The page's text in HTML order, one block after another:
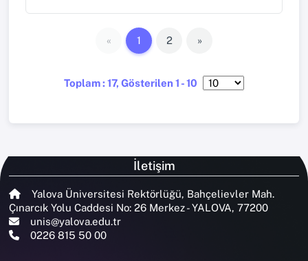
Toplam : 17, Gösterilen 1 - 10
« 1 2 »
İletişim
Yalova Üniversitesi Rektörlüğü, Bahçelievler Mah.
Çınarcık Yolu Caddesi No: 26 Merkez - YALOVA, 77200
unis@yalova.edu.tr
0226 815 50 00